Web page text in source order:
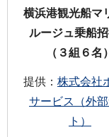
横浜港観光船マ
ルージュ乗船
（３組６名）
提供： 株式会社
サービス（外部
ト）